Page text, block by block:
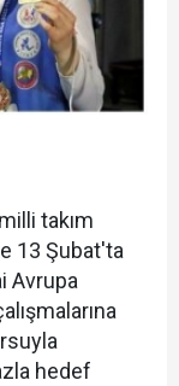
takım
13 Şubat'ta
Avrupa
hedef